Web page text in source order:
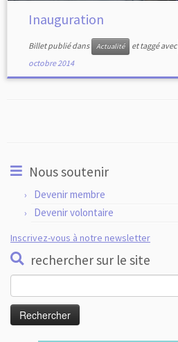
Inauguration
Billet publié dans Actualité et taggé avec
octobre 2014
Nous soutenir
Devenir membre
Devenir volontaire
Inscrivez-vous à notre newsletter
rechercher sur le site